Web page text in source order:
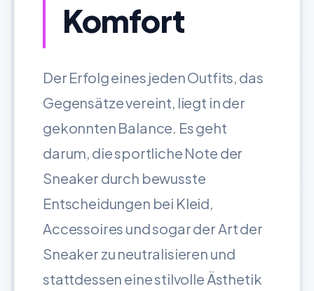
Komfort
Der Erfolg eines jeden Outfits, das
Gegensätze vereint, liegt in der
gekonnten Balance. Es geht
darum, die sportliche Note der
Sneaker durch bewusste
Entscheidungen bei Kleid,
Accessoires und sogar der Art der
Sneaker zu neutralisieren und
stattdessen eine stilvolle Ästhetik